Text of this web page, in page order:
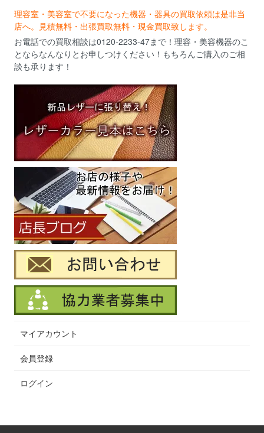
理容室・美容室で不要になった機器・器具の買取依頼は是非当
店へ。見積無料・出張買取無料・現金買取致します。
お電話での買取相談は0120-2233-47まで！理容・美容機器のこ
とならなんなりとお申しつけください！もちろんご購入のご相
談も承ります！
マイアカウント
会員登録
ログイン